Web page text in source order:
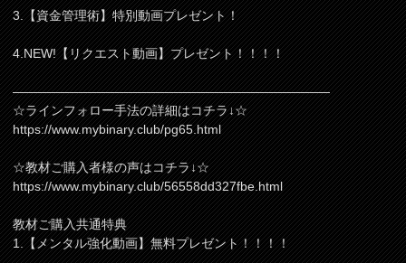
3.【資金管理術】特別動画プレゼント！
4.NEW!【リクエスト動画】プレゼント！！！！
—————————————————————————
☆ラインフォロー手法の詳細はコチラ↓☆
https://www.mybinary.club/pg65.html
☆教材ご購入者様の声はコチラ↓☆
https://www.mybinary.club/56558dd327fbe.html
教材ご購入共通特典
1.【メンタル強化動画】無料プレゼント！！！！